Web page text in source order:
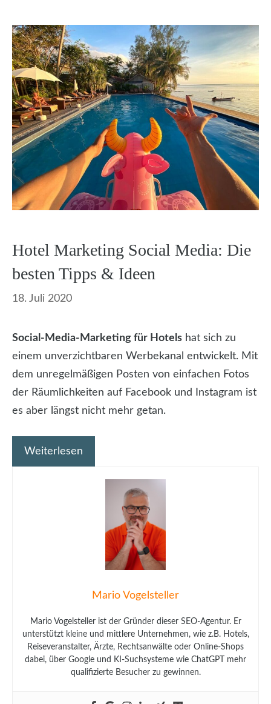
Hotel Marketing Social Media: Die
besten Tipps & Ideen
18. Juli 2020
Social-Media-Marketing für Hotels hat sich zu
einem unverzichtbaren Werbekanal entwickelt. Mit
dem unregelmäßigen Posten von einfachen Fotos
der Räumlichkeiten auf Facebook und Instagram ist
es aber längst nicht mehr getan.
Weiterlesen
Mario Vogelsteller
Mario Vogelsteller ist der Gründer dieser SEO-Agentur. Er
unterstützt kleine und mittlere Unternehmen, wie z.B. Hotels,
Reiseveranstalter, Ärzte, Rechtsanwälte oder Online-Shops
dabei, über Google und KI-Suchsysteme wie ChatGPT mehr
qualifizierte Besucher zu gewinnen.